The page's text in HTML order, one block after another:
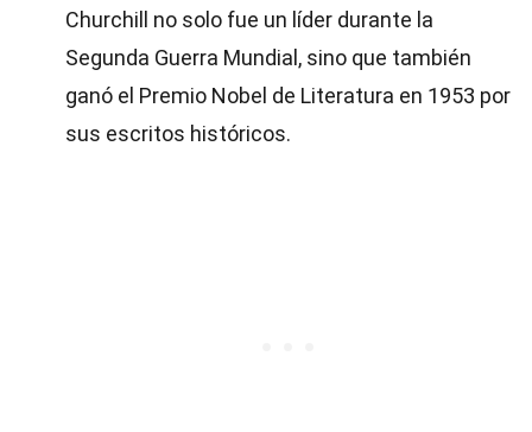
Churchill no solo fue un líder durante la
Segunda Guerra Mundial, sino que también
ganó el Premio Nobel de Literatura en 1953 por
sus escritos históricos.